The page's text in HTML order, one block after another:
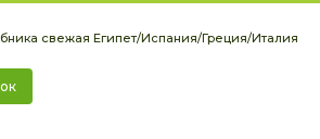
свежая Египет/Испания/Греция/Италия